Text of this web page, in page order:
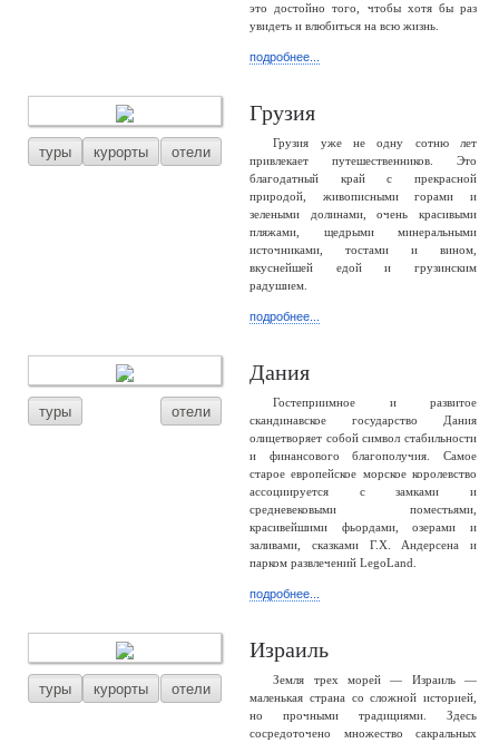
это достойно того, чтобы хотя бы раз
увидеть и влюбиться на всю жизнь.
подробнее...
туры курорты отели
Грузия
Грузия уже не одну сотню лет
привлекает путешественников. Это
благодатный край с прекрасной
природой, живописными горами и
зелеными долинами, очень красивыми
пляжами, щедрыми минеральными
источниками, тостами и вином,
вкуснейшей едой и грузинским
радушием.
подробнее...
туры отели
Дания
Гостеприимное и развитое
скандинавское государство Дания
олицетворяет собой символ стабильности
и финансового благополучия. Самое
старое европейское морское королевство
ассоциируется с замками и
средневековыми поместьями,
красивейшими фьордами, озерами и
заливами, сказками Г.Х. Андерсена и
парком развлечений LegoLand.
подробнее...
туры курорты отели
Израиль
Земля трех морей — Израиль —
маленькая страна со сложной историей,
но прочными традициями. Здесь
сосредоточено множество сакральных